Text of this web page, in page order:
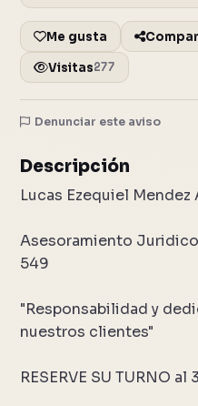
Me gusta
Visitas277
Denunciar este aviso
Descripción
Lucas Ezequiel Mendez
Asesoramiento
549
"Responsabilidad y
nuestros clientes"
RESERVE SU TURNO